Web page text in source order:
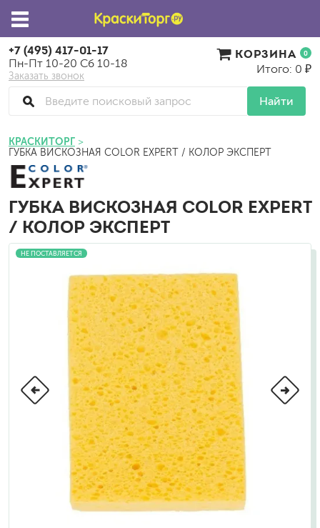
+7 (495) 417-01-17
Пн-Пт 10-20 Сб 10-18
Заказать звонок
Найти
КОРЗИНА 0
Итого: 0 ₽
КРАСКИТОРГ
ГУБКА ВИСКОЗНАЯ COLOR EXPERT / КОЛОР ЭКСПЕРТ
ГУБКА ВИСКОЗНАЯ COLOR EXPERT
/ КОЛОР ЭКСПЕРТ
НЕ ПОСТАВЛЯЕТСЯ